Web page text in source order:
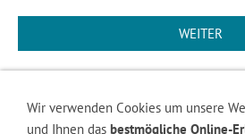
WEITER
Wir verwenden Cookies um unsere
und Ihnen das bestmögliche Online-